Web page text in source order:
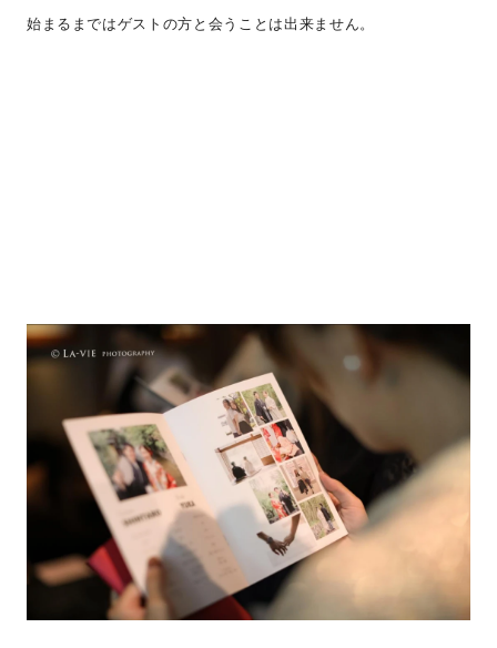
始まるまではゲストの方と会うことは出来ません。